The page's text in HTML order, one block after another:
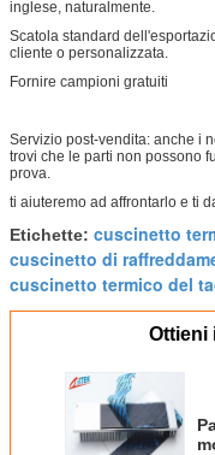
inglese, naturalmente.
Scatola standard
cliente o personalizzata.
Fornire campioni gratuiti
Servizio post-vendita: anche i
trovi che le parti non possono
prova.
ti aiuteremo ad affrontarlo e ti
Etichette: cuscinetto
cuscinetto di
cuscinetto termico del
Ottieni